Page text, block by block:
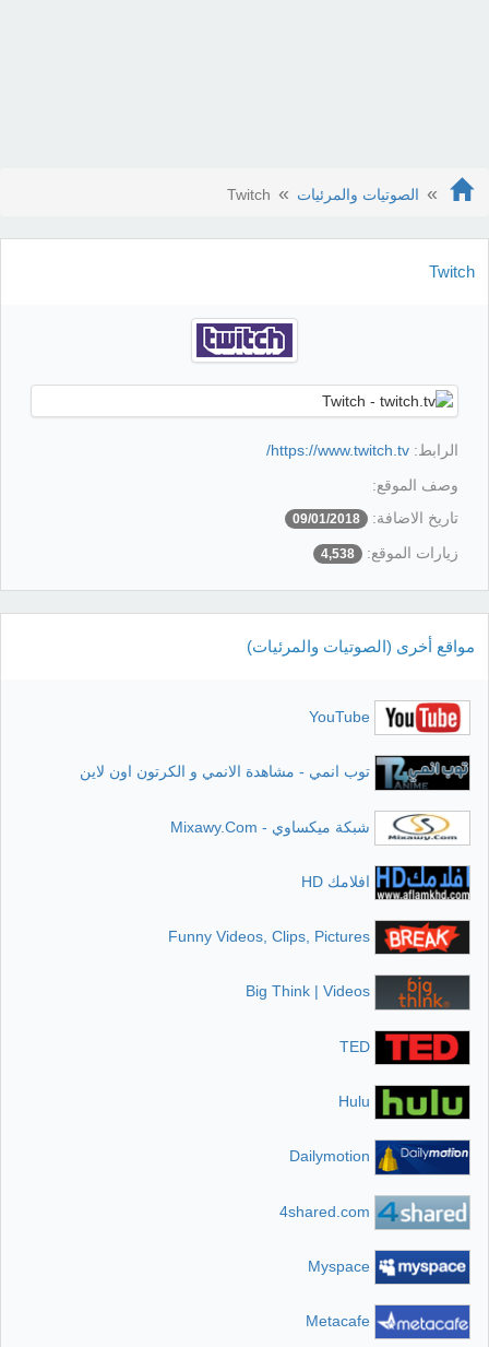
الصوتيات والمرئيات Twitch
Twitch
الرابط: https://www.twitch.tv/
وصف الموقع:
تاريخ الاضافة:
09/01/2018
زيارات الموقع: 4,538
مواقع أخرى (الصوتيات والمرئيات)
YouTube
توب انمي - مشاهدة الانمي و الكرتون اون لاين
شبكة ميكساوي - Mixawy.Com
افلامك HD
Funny Videos, Clips, Pictures
Big Think | Videos
TED
Hulu
Dailymotion
4shared.com
Myspace
Metacafe